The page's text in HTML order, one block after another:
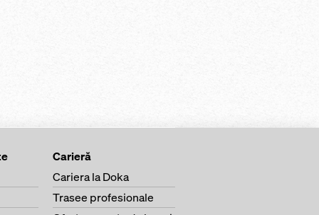
Carieră
Cariera la Doka
Trasee profesionale